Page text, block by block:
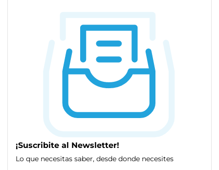
¡Suscribite al Newsletter!
Lo que necesitas saber, desde donde necesites